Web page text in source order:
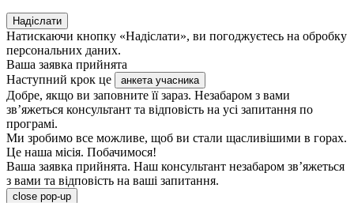
Надіслати
Натискаючи кнопку «Надіслати», ви погоджуєтесь на обробку
персональних даних.
Ваша заявка прийнята
Наступний крок це
анкета учасника
Добре, якщо ви заповните її зараз. Незабаром з вами
зв’яжеться консультант та відповість на усі запитання по
програмі.
Ми зробимо все можливе, щоб ви стали щасливішими в горах.
Це наша місія. Побачимося!
Ваша заявка прийнята. Наш консультант незабаром зв’яжеться
з вами та відповість на ваші запитання.
close pop-up